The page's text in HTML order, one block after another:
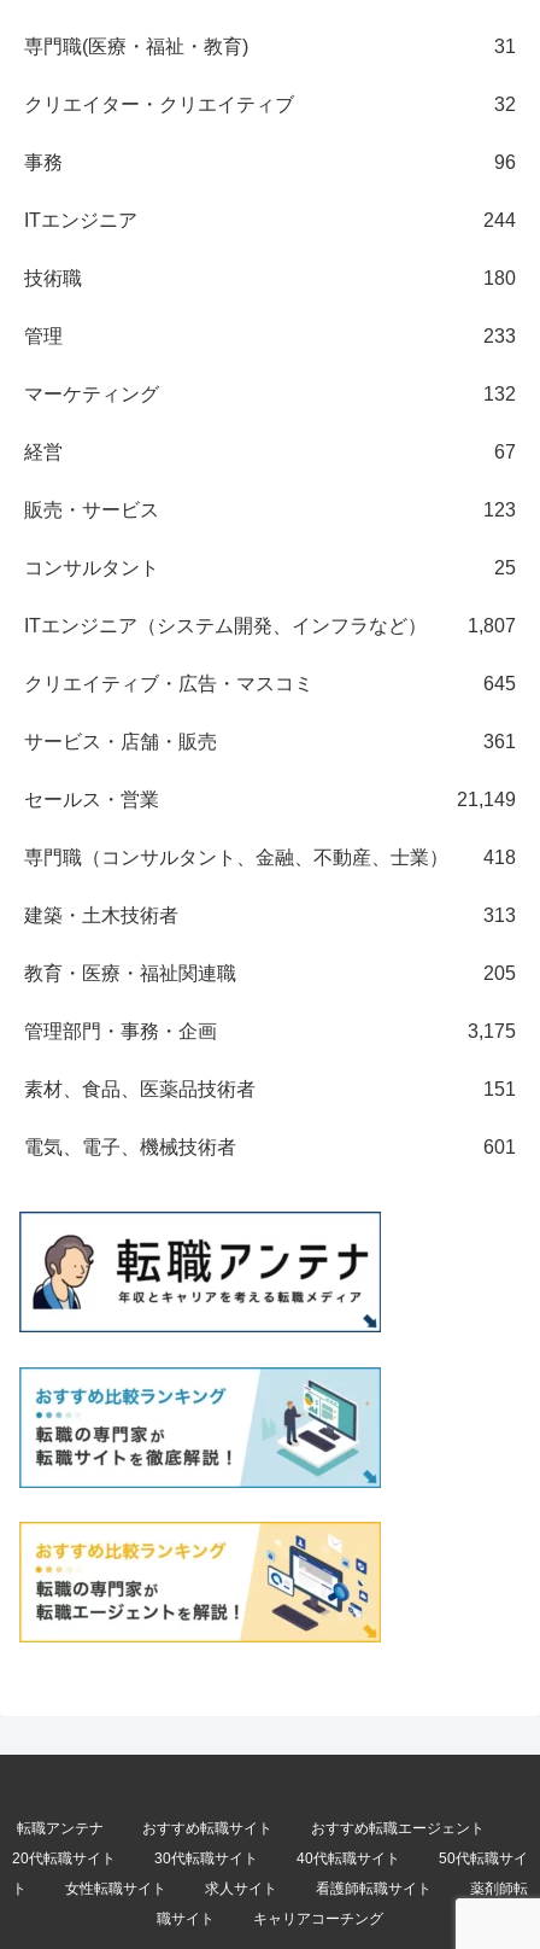
専門職(医療・福祉・教育) 31
クリエイター・クリエイティブ 32
事務 96
ITエンジニア 244
技術職 180
管理 233
マーケティング 132
経営 67
販売・サービス 123
コンサルタント 25
ITエンジニア（システム開発、インフラなど） 1,807
クリエイティブ・広告・マスコミ 645
サービス・店舗・販売 361
セールス・営業 21,149
専門職（コンサルタント、金融、不動産、士業） 418
建築・土木技術者 313
教育・医療・福祉関連職 205
管理部門・事務・企画 3,175
素材、食品、医薬品技術者 151
電気、電子、機械技術者 601
転職アンテナ おすすめ転職サイト
おすすめ転職エージェント
20代転職サイト
30代転職サイト 40代転職サイト
50代転職サイ
ト
女性転職サイト 求人サイト 看護師転職サイト
薬剤師転
職サイト
キャリアコーチング